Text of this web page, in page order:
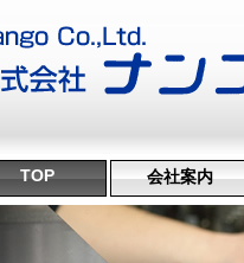
TOP
会社案内
ミッション
会社概要
機械設備
沿革・受賞歴